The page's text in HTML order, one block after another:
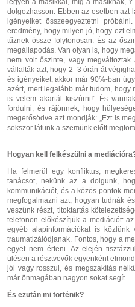
legyen a másikkal, míg a másiknak,
dolgozhasson. Ebben az esetben azt
igényeiket összeegyeztetni
eredmény, hogy milyen jó, hogy ezt
tűznek össze folytonosan. És az
megállapodás. Van olyan is, hogy
nem volt őszinte, vagy
vállalták azt, hogy 2–3 órán át
és igényeiket, akkor már 90%-ban
azért, mert legalább már tudom, hogy
is velem akartál kiszúrni!” És
fordulni, és rájönnek, hogy
megerősödve azt mondják: „Ezt is
sokszor látunk a szemünk előtt
Hogyan kell felkészülni a
Ha felmerül egy konfliktus,
tanácsot, nekünk az a dolgunk,
kommunikációt, és a közös pontok
megfogalmazni azt, hogyan tudnák
veszünk részt, titoktartás
telefonon előkészítjük a mediációt:
egyéb alapinformációkat is
traumatizálódjanak. Fontos, hogy a
egyet nem érteni. Az elején
ülésen a résztvevők egyenként
jól vagy rosszul, és megszakítás
már önmagában nagyon sokat segít.
És ezután mi történik?